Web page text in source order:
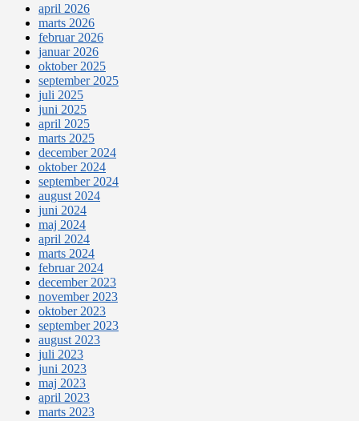
april 2026
marts 2026
februar 2026
januar 2026
oktober 2025
september 2025
juli 2025
juni 2025
april 2025
marts 2025
december 2024
oktober 2024
september 2024
august 2024
juni 2024
maj 2024
april 2024
marts 2024
februar 2024
december 2023
november 2023
oktober 2023
september 2023
august 2023
juli 2023
juni 2023
maj 2023
april 2023
marts 2023